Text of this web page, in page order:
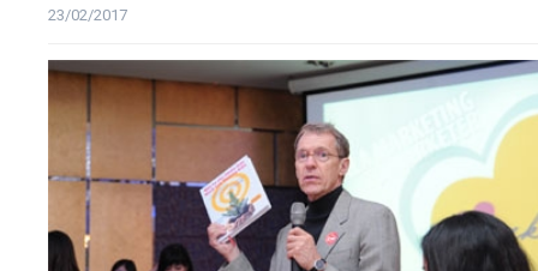
23/02/2017